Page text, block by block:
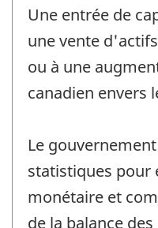
Une entrée de
une vente
ou à une
canadien envers
Le
statistiques pour
monétaire et
de la balance